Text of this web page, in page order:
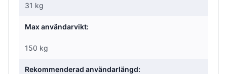
31 kg
Max användarvikt:
150 kg
Rekommenderad användarlängd: